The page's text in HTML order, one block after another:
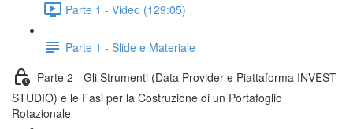
Parte 1 - Video (129:05)
Parte 1 - Slide e Materiale
Parte 2 - Gli Strumenti (Data Provider e Piattaforma INVEST
STUDIO) e le Fasi per la Costruzione di un Portafoglio
Rotazionale